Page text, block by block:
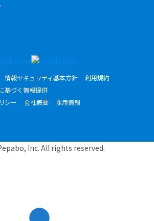
情報セキュリティ基本方針
利用規約
基づく情報提供
シー
会社概要 採用情報
Inc. All rights reserved.